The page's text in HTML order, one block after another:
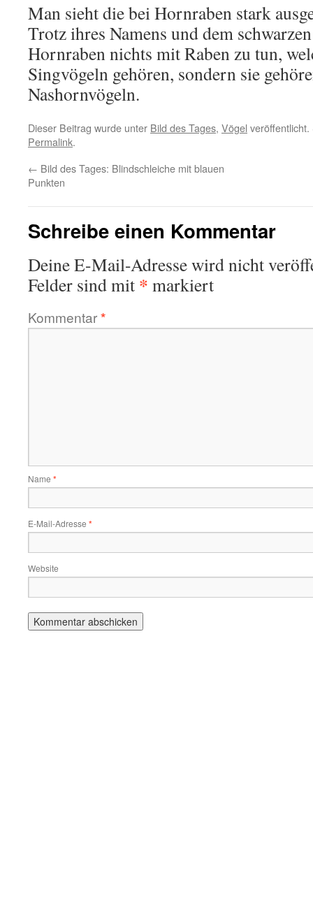
Man sieht die bei Hornraben stark
Trotz ihres Namens und dem
Hornraben nichts mit Raben zu tun,
Singvögeln gehören, sondern sie
Nashornvögeln.
Dieser Beitrag wurde unter Bild des Tages, Vögel
Permalink.
← Bild des Tages: Blindschleiche mit blauen
Punkten
Schreibe einen Kommentar
Deine E-Mail-Adresse wird nicht
Felder sind mit * markiert
Kommentar*
Name *
E-Mail-Adresse *
Website